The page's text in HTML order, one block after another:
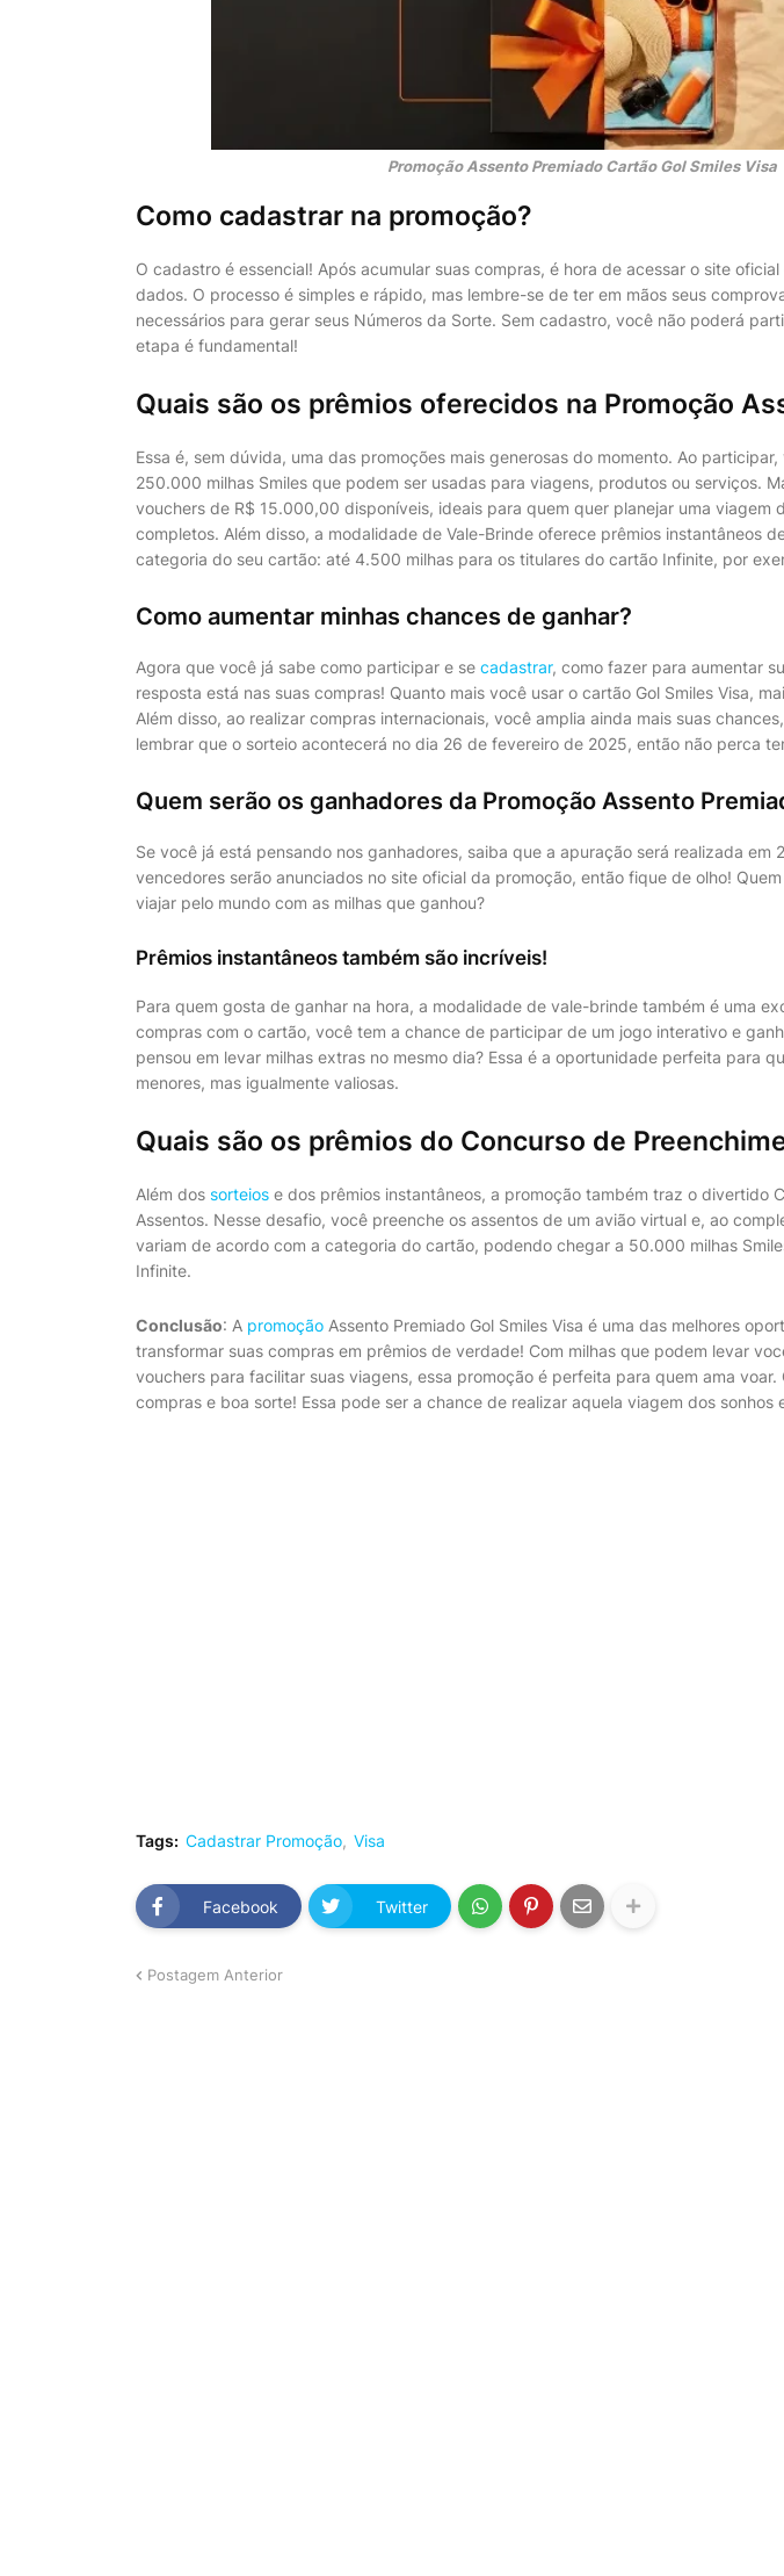
Promoção Assento Premiado Cartão Gol Smiles Visa
Como cadastrar na promoção?
O cadastro é essencial! Após acumular suas compras, é hora de acessar o site
dados. O processo é simples e rápido, mas lembre-se de ter em mãos seus
necessários para gerar seus Números da Sorte. Sem cadastro, você não poderá
etapa é fundamental!
Quais são os prêmios oferecidos na Promoção
Essa é, sem dúvida, uma das promoções mais generosas do momento. Ao
250.000 milhas Smiles que podem ser usadas para viagens, produtos ou serviços.
vouchers de R$ 15.000,00 disponíveis, ideais para quem quer planejar uma viagem
completos. Além disso, a modalidade de Vale-Brinde oferece prêmios instantâneos
categoria do seu cartão: até 4.500 milhas para os titulares do cartão Infinite, por
Como aumentar minhas chances de ganhar?
Agora que você já sabe como participar e se cadastrar, como fazer para aumentar
resposta está nas suas compras! Quanto mais você usar o cartão Gol Smiles Visa,
Além disso, ao realizar compras internacionais, você amplia ainda mais suas
lembrar que o sorteio acontecerá no dia 26 de fevereiro de 2025, então não perca
Quem serão os ganhadores da Promoção Assento
Se você já está pensando nos ganhadores, saiba que a apuração será realizada em
vencedores serão anunciados no site oficial da promoção, então fique de olho!
viajar pelo mundo com as milhas que ganhou?
Prêmios instantâneos também são incríveis!
Para quem gosta de ganhar na hora, a modalidade de vale-brinde também é uma
compras com o cartão, você tem a chance de participar de um jogo interativo e
pensou em levar milhas extras no mesmo dia? Essa é a oportunidade perfeita para
menores, mas igualmente valiosas.
Quais são os prêmios do Concurso de
Além dos sorteios e dos prêmios instantâneos, a promoção também traz o divertido
Assentos. Nesse desafio, você preenche os assentos de um avião virtual e, ao
variam de acordo com a categoria do cartão, podendo chegar a 50.000 milhas
Infinite.
Conclusão: A promoção Assento Premiado Gol Smiles Visa é uma das melhores
transformar suas compras em prêmios de verdade! Com milhas que podem levar
vouchers para facilitar suas viagens, essa promoção é perfeita para quem ama voar.
compras e boa sorte! Essa pode ser a chance de realizar aquela viagem dos sonhos
Tags: Cadastrar Promoção Visa
Facebook Twitter
Postagem Anterior